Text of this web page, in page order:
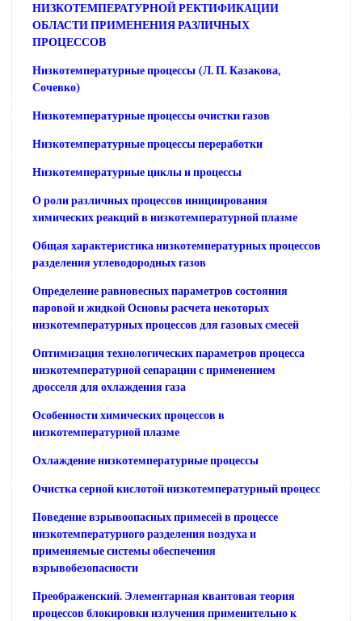
НИЗКОТЕМПЕРАТУРНОЙ РЕКТИФИКАЦИИ
ОБЛАСТИ ПРИМЕНЕНИЯ РАЗЛИЧНЫХ
ПРОЦЕССОВ
Низкотемпературные процессы (Л. П. Казакова,
Сочевко)
Низкотемпературные процессы очистки газов
Низкотемпературные процессы переработки
Низкотемпературные циклы и процессы
О роли различных процессов инициирования
химических реакций в низкотемпературной плазме
Общая характеристика низкотемпературных процессов
разделения углеводородных газов
Определение равновесных параметров состояния
паровой и жидкой Основы расчета некоторых
низкотемпературных процессов для газовых смесей
Оптимизация технологических параметров процесса
низкотемпературной сепарации с применением
дросселя для охлаждения газа
Особенности химических процессов в
низкотемпературной плазме
Охлаждение низкотемпературные процессы
Очистка серной кислотой низкотемпературный процесс
Поведение взрывоопасных примесей в процессе
низкотемпературного разделения воздуха и
применяемые системы обеспечения
взрывобезопасности
Преображенский. Элементарная квантовая теория
процессов блокировки излучения применительно к